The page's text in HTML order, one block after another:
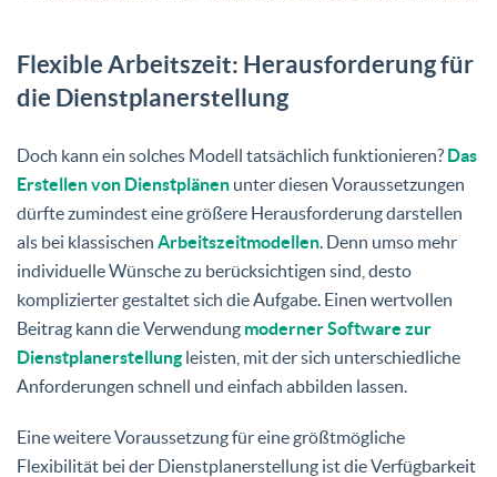
Flexible Arbeitszeit: Herausforderung für
die Dienstplanerstellung
Doch kann ein solches Modell tatsächlich funktionieren? Das
Erstellen von Dienstplänen unter diesen Voraussetzungen
dürfte zumindest eine größere Herausforderung darstellen
als bei klassischen Arbeitszeitmodellen. Denn umso mehr
individuelle Wünsche zu berücksichtigen sind, desto
komplizierter gestaltet sich die Aufgabe. Einen wertvollen
Beitrag kann die Verwendung moderner Software zur
Dienstplanerstellungleisten, mit der sich unterschiedliche
Anforderungen schnell und einfach abbilden lassen.
Eine weitere Voraussetzung für eine größtmögliche
Flexibilität bei der Dienstplanerstellung ist die Verfügbarkeit